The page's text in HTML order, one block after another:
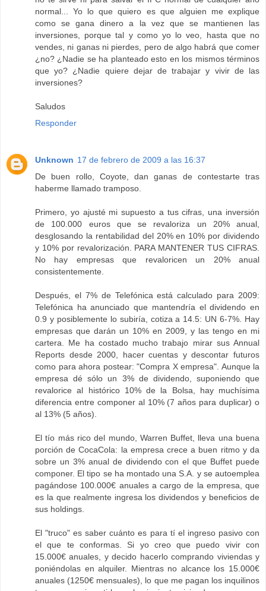
normal... Yo lo que quiero es que alguien me explique
como se gana dinero a la vez que se mantienen las
inversiones, porque tal y como yo lo veo, hasta que no
vendes, ni ganas ni pierdes, pero de algo habrá que comer
¿no? ¿Nadie se ha planteado esto en los mismos términos
que yo? ¿Nadie quiere dejar de trabajar y vivir de las
inversiones?
Saludos
Responder
Unknown 17 de febrero de 2009 a las 16:37
De buen rollo, Coyote, dan ganas de contestarte tras
haberme llamado tramposo.
Primero, yo ajusté mi supuesto a tus cifras, una inversión
de 100.000 euros que se revaloriza un 20% anual,
desglosando la rentabilidad del 20% en 10% por dividendo
y 10% por revalorización. PARA MANTENER TUS CIFRAS.
No hay empresas que revaloricen un 20% anual
consistentemente.
Después, el 7% de Telefónica está calculado para 2009:
Telefónica ha anunciado que mantendría el dividendo en
0.9 y posiblemente lo subiría, cotiza a 14.5: UN 6-7%. Hay
empresas que darán un 10% en 2009, y las tengo en mi
cartera. Me ha costado mucho trabajo mirar sus Annual
Reports desde 2000, hacer cuentas y descontar futuros
como para ahora postear: "Compra X empresa". Aunque la
empresa dé sólo un 3% de dividendo, suponiendo que
revalorice al histórico 10% de la Bolsa, hay muchísima
diferencia entre componer al 10% (7 años para duplicar) o
al 13% (5 años).
El tío más rico del mundo, Warren Buffet, lleva una buena
porción de CocaCola: la empresa crece a buen ritmo y da
sobre un 3% anual de dividendo con el que Buffet puede
componer. El tipo se ha montado una S.A. y se autoemplea
pagándose 100.000€ anuales a cargo de la empresa, que
es la que realmente ingresa los dividendos y beneficios de
sus holdings.
El "truco" es saber cuánto es para tí el ingreso pasivo con
el que te conformas. Si yo creo que puedo vivir con
15.000€ anuales, y decido hacerlo comprando viviendas y
poniéndolas en alquiler. Mientras no alcance los 15.000€
anuales (1250€ mensuales), lo que me pagan los inquilinos